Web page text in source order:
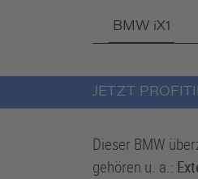
BMW iX1
JETZT
Dieser BMW
gehören u. a.: